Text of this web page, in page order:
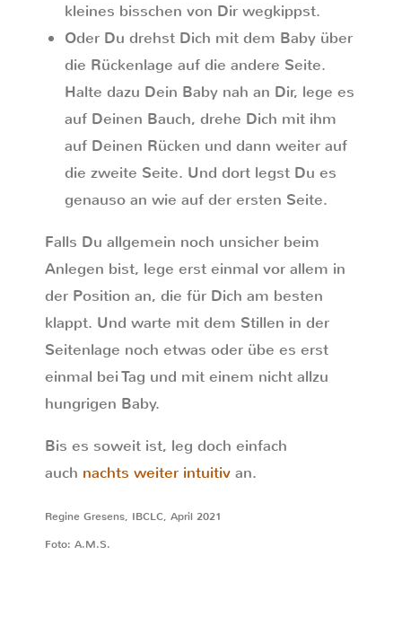
kleines bisschen von Dir wegkippst.
Oder Du drehst Dich mit dem Baby über
die Rückenlage auf die andere Seite.
Halte dazu Dein Baby nah an Dir, lege es
auf Deinen Bauch, drehe Dich mit ihm
auf Deinen Rücken und dann weiter auf
die zweite Seite. Und dort legst Du es
genauso an wie auf der ersten Seite.
Falls Du allgemein noch unsicher beim
Anlegen bist, lege erst einmal vor allem in
der Position an, die für Dich am besten
klappt. Und warte mit dem Stillen in der
Seitenlage noch etwas oder übe es erst
einmal bei Tag und mit einem nicht allzu
hungrigen Baby.
Bis es soweit ist, leg doch einfach
auch nachts weiter intuitiv an.
Regine Gresens, IBCLC, April 2021
Foto: A.M.S.